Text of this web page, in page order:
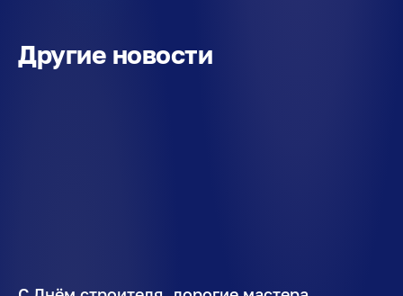
Другие новости